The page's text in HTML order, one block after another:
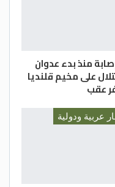
إصابة منذ بدء عدوان
على مخيم قلنديا
عقب
عربية ودولية